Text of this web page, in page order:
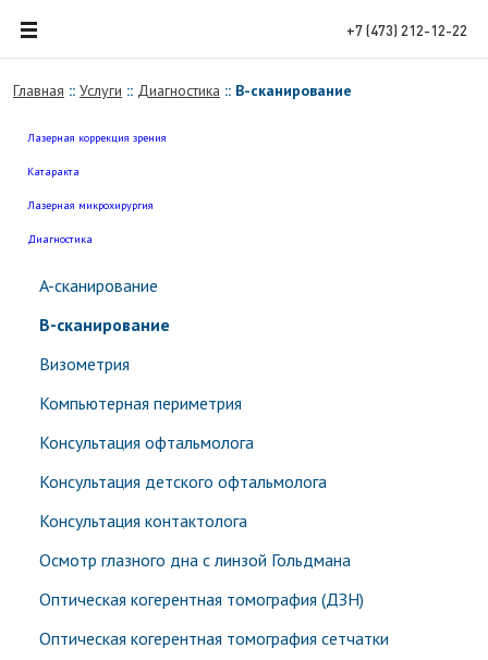
+7 (473) 212-12-22
Главная :: Услуги :: Диагностика :: В-сканирование
Лазерная коррекция зрения
Катаракта
Лазерная микрохирургия
Диагностика
A-сканирование
В-сканирование
Визометрия
Компьютерная периметрия
Консультация офтальмолога
Консультация детского офтальмолога
Консультация контактолога
Осмотр глазного дна с линзой Гольдмана
Оптическая когерентная томография (ДЗН)
Оптическая когерентная томография сетчатки